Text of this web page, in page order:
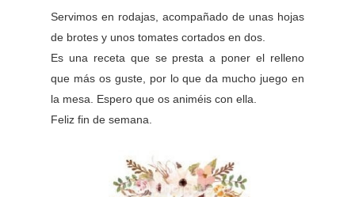
Servimos en rodajas, acompañado de unas hojas
de brotes y unos tomates cortados en dos.
Es una receta que se presta a poner el relleno
que más os guste, por lo que da mucho juego en
la mesa. Espero que os animéis con ella.
Feliz fin de semana.